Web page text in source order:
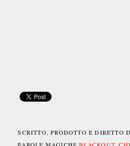
SCRITTO, PRODOTTO E DIRETTO